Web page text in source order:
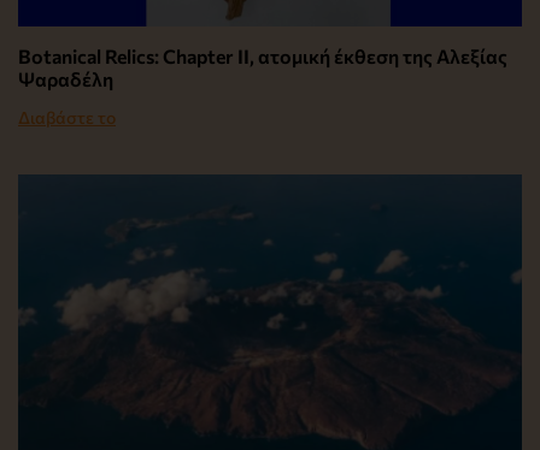
Botanical Relics: Chapter II, ατομική έκθεση της Αλεξίας
Ψαραδέλη
Διαβάστε το